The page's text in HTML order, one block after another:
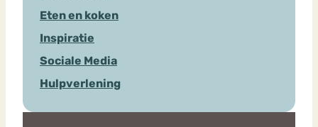
Eten en koken
Inspiratie
Sociale Media
Hulpverlening